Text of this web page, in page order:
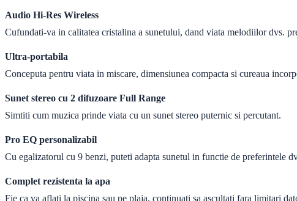
Audio Hi-Res Wireless
Cufundati-va in calitatea cristalina a sunetului, dand viata melodiilor dvs.
Ultra-portabila
Conceputa pentru viata in miscare, dimensiunea compacta si cureaua
Sunet stereo cu 2 difuzoare Full Range
Simtiti cum muzica prinde viata cu un sunet stereo puternic si percutant.
Pro EQ personalizabil
Cu egalizatorul cu 9 benzi, puteti adapta sunetul in functie de preferintele
Complet rezistenta la apa
Fie ca va aflati la piscina sau pe plaja, continuati sa ascultati fara limitari